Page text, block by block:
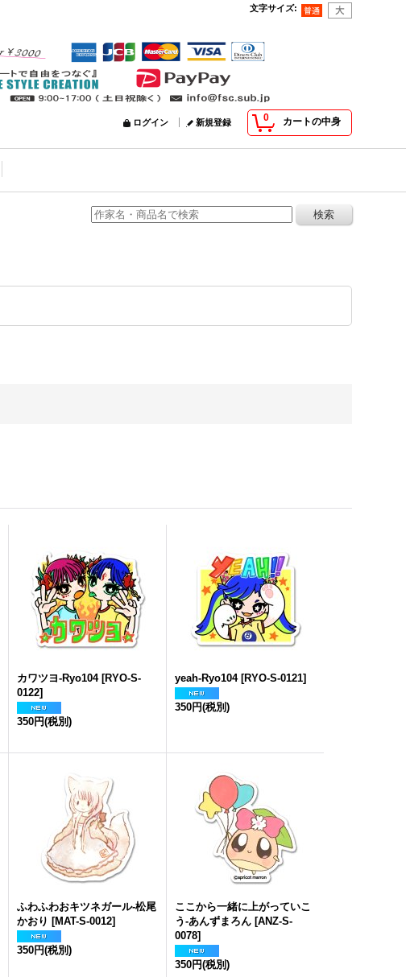
文字サイズ:
0 カートの中身
ログイン 新規登録
カワツヨ-Ryo104 [RYO-S-
0122]
350円(税別)
yeah-Ryo104 [RYO-S-0121]
350円(税別)
ふわふわおキツネガール-松尾
かおり [MAT-S-0012]
350円(税別)
ここから一緒に上がっていこ
う-あんずまろん [ANZ-S-
0078]
350円(税別)